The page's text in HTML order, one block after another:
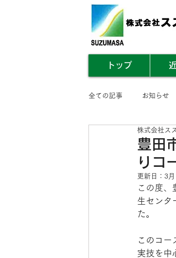
トップ
全ての記事 お知らせ
業務内容まとめ
豊田
りコ
株式会社ス
更新日： 3月
この度、
生センタ
た。
このコー
実技を中